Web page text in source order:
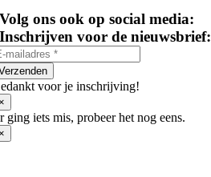
optie
kan
gekozen
de
tot
€25,00
Volg ons ook op social media:
Inschrijven voor de nieuwsbrief:
voor je inschrijving!
ging iets mis, probeer het nog eens.